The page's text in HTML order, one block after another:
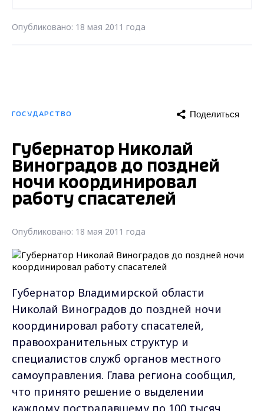
Опубликовано: 18 мая 2011 года
ГОСУДАРСТВО Поделиться
Губернатор Николай
Виноградов до поздней
ночи координировал
работу спасателей
Опубликовано: 18 мая 2011 года
Губернатор Владимирской области
Николай Виноградов до поздней ночи
координировал работу спасателей,
правоохранительных структур и
специалистов служб органов местного
самоуправления. Глава региона сообщил,
что принято решение о выделении
каждому пострадавшему по 100 тысяч